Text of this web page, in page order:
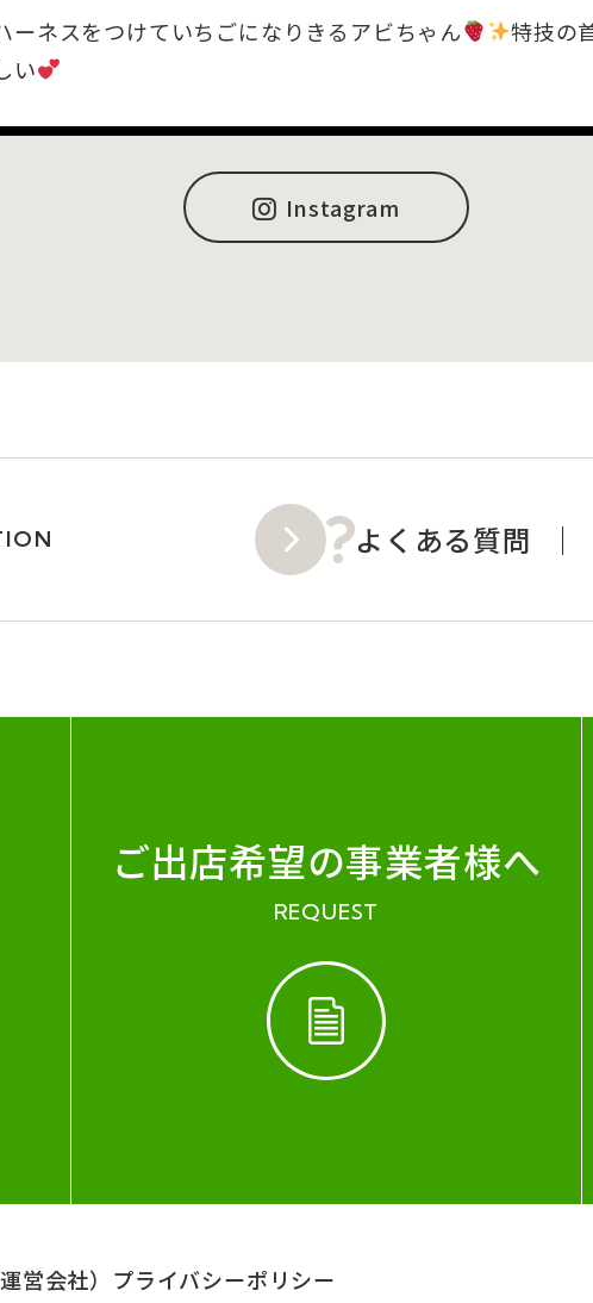
ーネスをつけていちごになりきるアビちゃん
特技の
い
Instagram
よくある質問
ご出店希望の事業者様へ
REQUEST
営会社） プライバシーポリシー